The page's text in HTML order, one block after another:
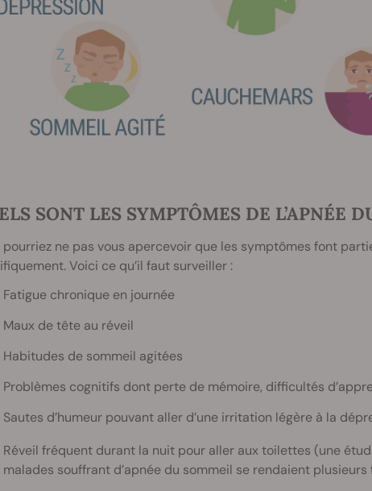
SONT LES SYMPTÔMES DE L’APNÉE
pourriez ne pas vous apercevoir que les symptômes font
Voici ce qu’il faut surveiller :
Fatigue chronique en journée
Maux de tête au réveil
Habitudes de sommeil agitées
Problèmes cognitifs dont perte de mémoire, difficultés
Sautes d’humeur pouvant aller d’une irritation légère à la
Réveil fréquent durant la nuit pour aller aux toilettes (une
malades souffrant d’apnée du sommeil se rendaient